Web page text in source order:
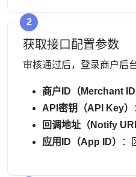
2
获取接口配置参数
审核通过后，登录商户后
商户ID（Merchant ID
API密钥（API Key）
回调地址（Notify
应用ID（App ID）
：